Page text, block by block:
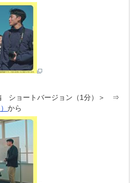
ショートバージョン（1分）＞ ⇒
）から